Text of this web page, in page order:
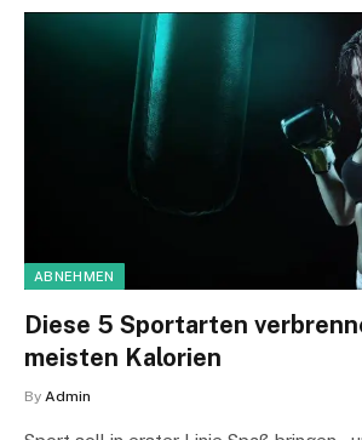
ABNEHMEN
Diese 5 Sportarten
meisten Kalorien
By Admin